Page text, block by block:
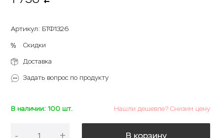
Артикул: БТФ1326
Скидки
Доставка
Задать вопрос по продукту
В наличии: 100 шт. Нашли дешевле? Снизим цену
В корзину